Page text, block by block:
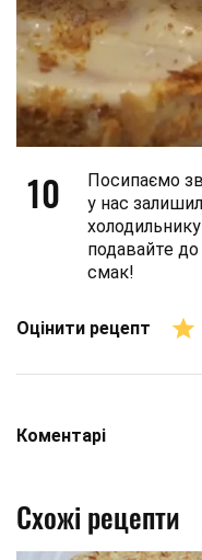
10
Посипаємо
у нас
подавайте
смак!
Оцінити рецепт
Коментарі
Схожі рецепти